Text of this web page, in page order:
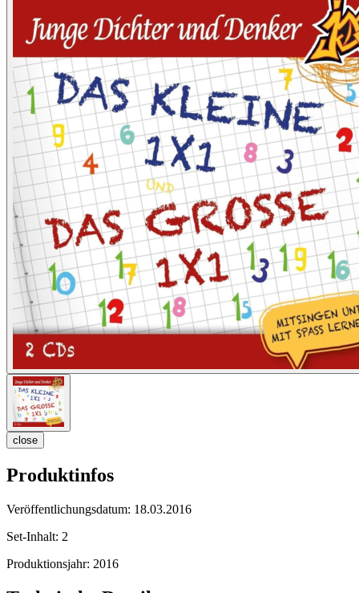
close
Produktinfos
Veröffentlichungsdatum: 18.03.2016
Set-Inhalt: 2
Produktionsjahr: 2016